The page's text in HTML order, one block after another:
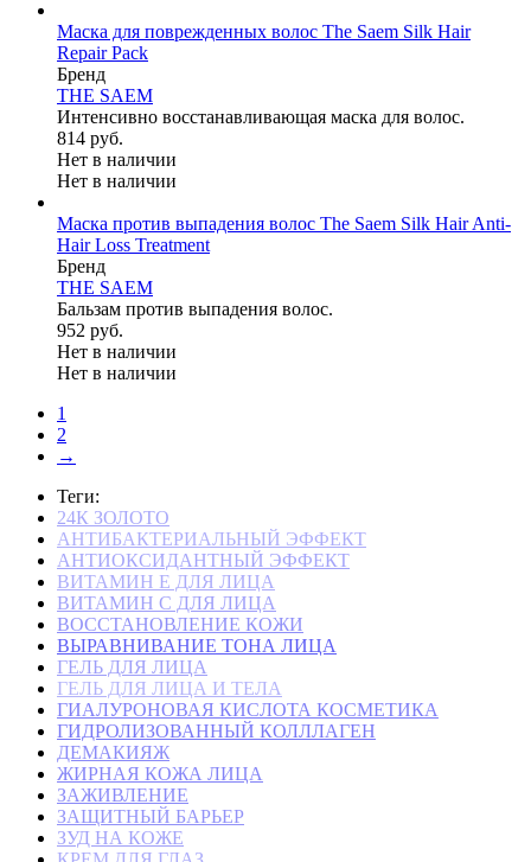
Маска для поврежденных волос The Saem Silk Hair
Repair Pack
Бренд
THE SAEM
Интенсивно восстанавливающая маска для волос.
814 руб.
Нет в наличии
Нет в наличии
Маска против выпадения волос The Saem Silk Hair Anti-
Hair Loss Treatment
Бренд
THE SAEM
Бальзам против выпадения волос.
952 руб.
Нет в наличии
Нет в наличии
1
2
→
Теги:
24К ЗОЛОТО
АНТИБАКТЕРИАЛЬНЫЙ ЭФФЕКТ
АНТИОКСИДАНТНЫЙ ЭФФЕКТ
ВИТАМИН Е ДЛЯ ЛИЦА
ВИТАМИН С ДЛЯ ЛИЦА
ВОССТАНОВЛЕНИЕ КОЖИ
ВЫРАВНИВАНИЕ ТОНА ЛИЦА
ГЕЛЬ ДЛЯ ЛИЦА
ГЕЛЬ ДЛЯ ЛИЦА И ТЕЛА
ГИАЛУРОНОВАЯ КИСЛОТА КОСМЕТИКА
ГИДРОЛИЗОВАННЫЙ КОЛЛЛАГЕН
ДЕМАКИЯЖ
ЖИРНАЯ КОЖА ЛИЦА
ЗАЖИВЛЕНИЕ
ЗАЩИТНЫЙ БАРЬЕР
ЗУД НА КОЖЕ